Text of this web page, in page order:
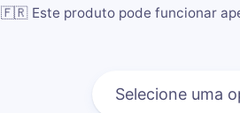
🇫🇷 Este produto pode funcionar